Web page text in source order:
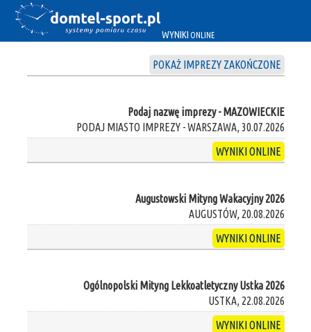
WYNIKI ONLINE
POKAŻ IMPREZY ZAKOŃCZONE
Podaj nazwę imprezy - MAZOWIECKIE
PODAJ MIASTO IMPREZY - WARSZAWA, 30.07.2026
WYNIKI ONLINE
Augustowski Mityng Wakacyjny 2026
AUGUSTÓW, 20.08.2026
WYNIKI ONLINE
Ogólnopolski Mityng Lekkoatletyczny Ustka 2026
USTKA, 22.08.2026
WYNIKI ONLINE